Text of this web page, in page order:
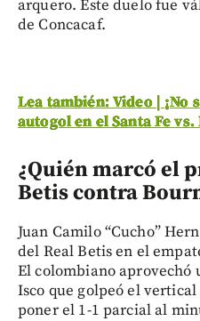
arquero. Este duelo fue
de Concacaf.
Lea también: Video |
autogol en el Santa Fe
¿Quién marcó el
Betis contra
Juan Camilo “Cucho”
del Real Betis en el
El colombiano aprovechó
Isco que golpeó el
poner el 1-1 parcial al